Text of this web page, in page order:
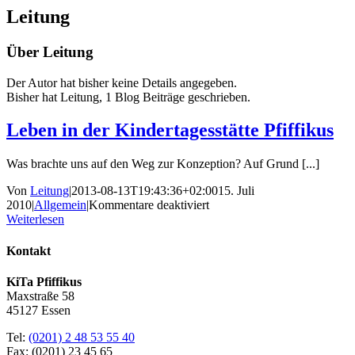
Leitung
Über Leitung
Der Autor hat bisher keine Details angegeben.
Bisher hat Leitung, 1 Blog Beiträge geschrieben.
Leben in der Kindertagesstätte Pfiffikus
Was brachte uns auf den Weg zur Konzeption? Auf Grund [...]
Von Leitung|2013-08-13T19:43:36+02:0015. Juli
2010|Allgemein|Kommentare deaktiviertfür
Weiterlesen
Kontakt
KiTa Pfiffikus
Maxstraße 58
45127 Essen
Tel: (0201) 2 48 53 55 40
Fax: (0201) 23 45 65